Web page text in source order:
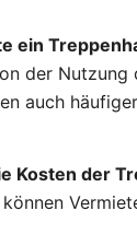
ein
der Nutzung
auch
Kosten der